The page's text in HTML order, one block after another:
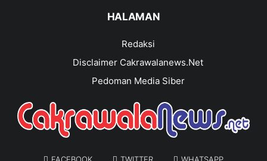
HALAMAN
Redaksi
Disclaimer Cakrawalanews.Net
Pedoman Media Siber
FACEBOOK TWITTER WHATSAPP